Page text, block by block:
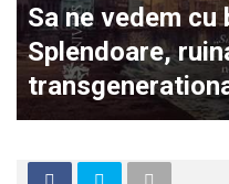
Sa ne vedem cu
Splendoare,